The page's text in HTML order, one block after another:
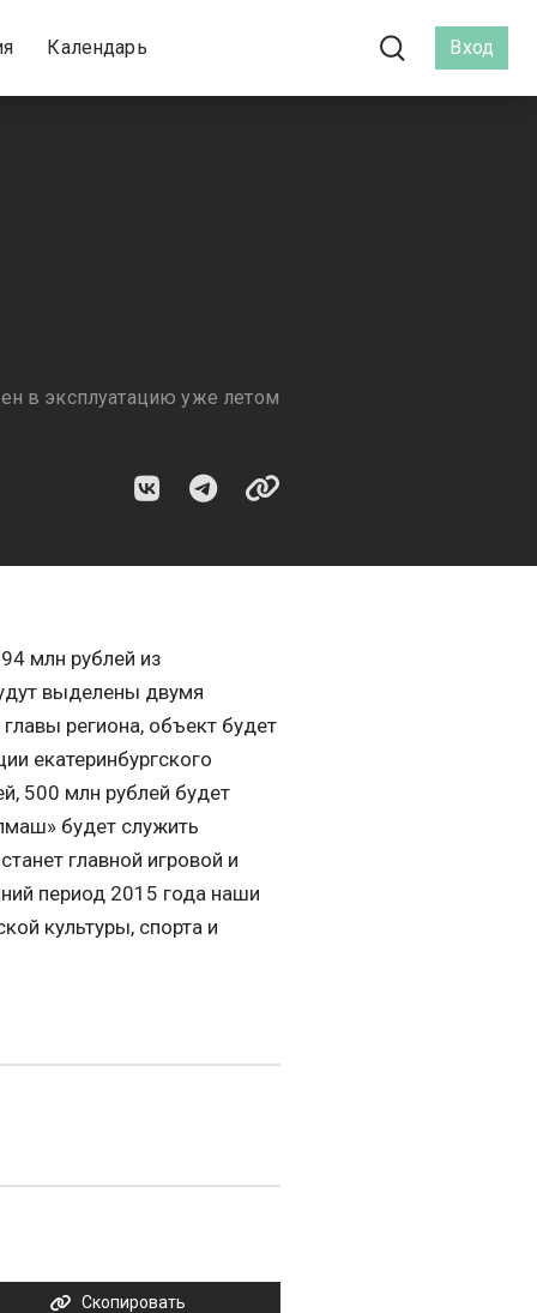
Календарь Вход
в эксплуатацию уже летом
млн рублей из
выделены двумя
региона, объект будет
екатеринбургского
500 млн рублей будет
будет служить
главной игровой и
период 2015 года наши
культуры, спорта и
Скопировать